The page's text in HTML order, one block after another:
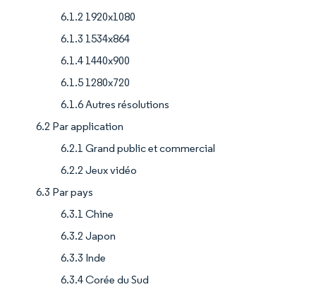
6.1.2 1920x1080
6.1.3 1534x864
6.1.4 1440x900
6.1.5 1280x720
6.1.6 Autres résolutions
6.2 Par application
6.2.1 Grand public et commercial
6.2.2 Jeux vidéo
6.3 Par pays
6.3.1 Chine
6.3.2 Japon
6.3.3 Inde
6.3.4 Corée du Sud